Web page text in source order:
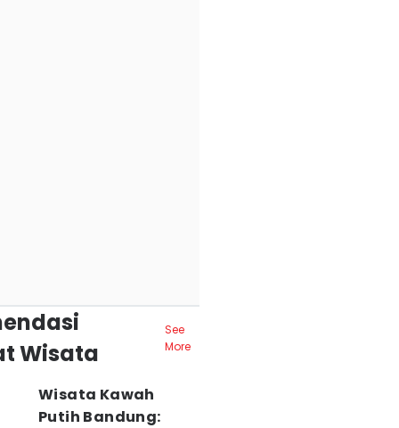
Wisata
See
More
Wisata Kawah
Putih Bandung: